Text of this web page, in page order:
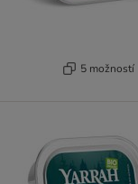
5 možností